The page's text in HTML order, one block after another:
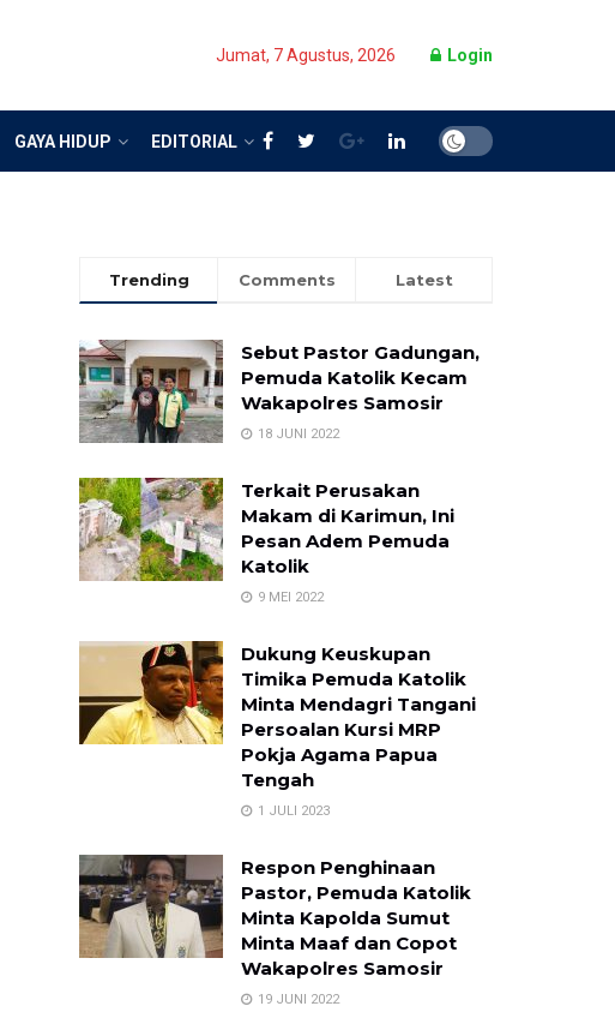
Jumat, 7 Agustus, 2026 Login
GAYA HIDUP EDITORIAL
Trending Comments Latest
Sebut Pastor Gadungan,
Pemuda Katolik Kecam
Wakapolres Samosir
18 JUNI 2022
Terkait Perusakan
Makam di Karimun, Ini
Pesan Adem Pemuda
Katolik
9 MEI 2022
Dukung Keuskupan
Timika Pemuda Katolik
Minta Mendagri Tangani
Persoalan Kursi MRP
Pokja Agama Papua
Tengah
1 JULI 2023
Respon Penghinaan
Pastor, Pemuda Katolik
Minta Kapolda Sumut
Minta Maaf dan Copot
Wakapolres Samosir
19 JUNI 2022